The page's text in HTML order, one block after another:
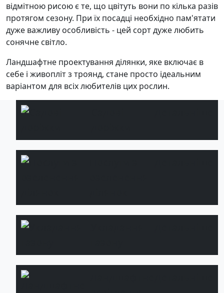
відмітною рисою є те, що цвітуть вони по кілька разів
протягом сезону. При їх посадці необхідно пам'ятати
дуже важливу особливість - цей сорт дуже любить
сонячне світло.
Ландшафтне проектування ділянки, яке включає в
себе і живопліт з троянд, стане просто ідеальним
варіантом для всіх любителів цих рослин.